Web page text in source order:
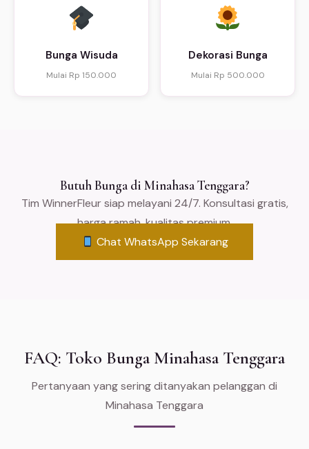
Bunga Wisuda
Mulai Rp 150.000
Dekorasi Bunga
Mulai Rp 500.000
Butuh Bunga di Minahasa Tenggara?
Tim WinnerFleur siap melayani 24/7. Konsultasi gratis,
harga ramah, kualitas premium.
Chat WhatsApp Sekarang
FAQ: Toko Bunga Minahasa Tenggara
Pertanyaan yang sering ditanyakan pelanggan di
Minahasa Tenggara